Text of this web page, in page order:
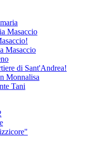
Masaccio
Masaccio
di Sant'Andrea!
Monnalisa
Tani